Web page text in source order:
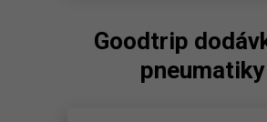
Goodtrip
pneumatiky